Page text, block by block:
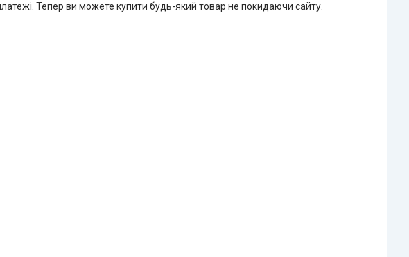
Тепер ви можете купити будь-який товар не покидаючи сайту.